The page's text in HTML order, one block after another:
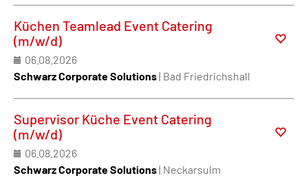
Küchen Teamlead Event Catering
(m/w/d)
06.08.2026
Schwarz Corporate Solutions| Bad Friedrichshall
Supervisor Küche Event Catering
(m/w/d)
06.08.2026
Schwarz Corporate Solutions| Neckarsulm